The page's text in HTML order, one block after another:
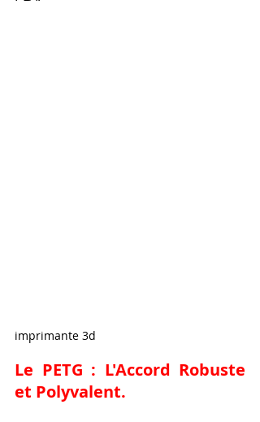
imprimante 3d
Le PETG : L'Accord Robuste
et Polyvalent.